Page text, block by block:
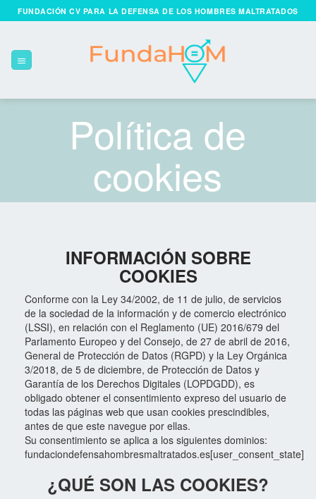
Skip
to
FUNDACIÓN CV PARA LA DEFENSA DE LOS HOMBRES MALTRATADOS
Política de
cookies
INFORMACIÓN SOBRE
COOKIES
Conforme con la Ley 34/2002, de 11 de julio, de servicios
de la sociedad de la información y de comercio electrónico
(LSSI), en relación con el Reglamento (UE) 2016/679 del
Parlamento Europeo y del Consejo, de 27 de abril de 2016,
General de Protección de Datos (RGPD) y la Ley Orgánica
3/2018, de 5 de diciembre, de Protección de Datos y
Garantía de los Derechos Digitales (LOPDGDD), es
obligado obtener el consentimiento expreso del usuario de
todas las páginas web que usan cookies prescindibles,
antes de que este navegue por ellas.
Su consentimiento se aplica a los siguientes dominios:
fundaciondefensahombresmaltratados.es[user_consent_state]
¿QUÉ SON LAS COOKIES?